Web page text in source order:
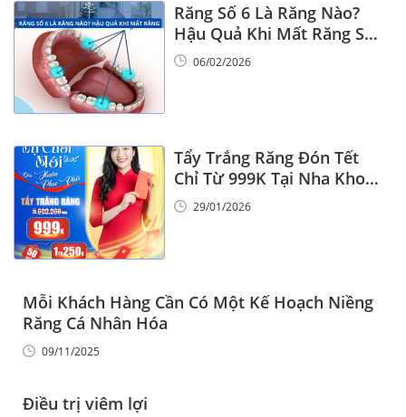
Răng Số 6 Là Răng Nào?
Hậu Quả Khi Mất Răng Số
6
06/02/2026
Tẩy Trắng Răng Đón Tết
Chỉ Từ 999K Tại Nha Khoa
Vinalign
29/01/2026
Mỗi Khách Hàng Cần Có Một Kế Hoạch Niềng
Răng Cá Nhân Hóa
09/11/2025
Điều trị viêm lợi